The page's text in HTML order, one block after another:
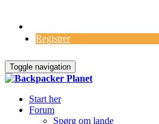
Registrer
Toggle navigation
Start her
Forum
Spørg om lande